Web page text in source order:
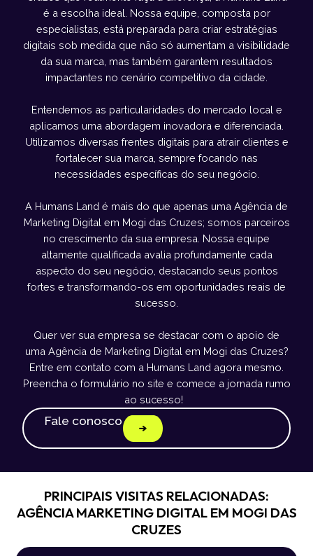
é a escolha ideal. Nossa equipe, composta por
especialistas, está preparada para criar estratégias
digitais sob medida que não só aumentam a visibilidade
da sua marca, mas também garantem resultados
impactantes no cenário competitivo da cidade.
Entendemos as particularidades do mercado local e
aplicamos uma abordagem inovadora e diferenciada.
Utilizamos diversas frentes digitais para atrair clientes e
fortalecer sua marca, sempre focando nas
necessidades específicas do seu negócio.
A Humans Land é mais do que apenas uma Agência de
Marketing Digital em Mogi das Cruzes; somos parceiros
no crescimento da sua empresa. Nossa equipe
altamente qualificada avalia profundamente cada
aspecto do seu negócio, destacando seus pontos
fortes e transformando-os em oportunidades reais de
sucesso.
Quer ver sua empresa se destacar com o apoio de
uma Agência de Marketing Digital em Mogi das Cruzes?
Entre em contato com a Humans Land agora mesmo.
Preencha o formulário no site e comece a jornada rumo
ao sucesso!
Fale conosco
PRINCIPAIS VISITAS RELACIONADAS:
AGÊNCIA MARKETING DIGITAL EM MOGI DAS
CRUZES